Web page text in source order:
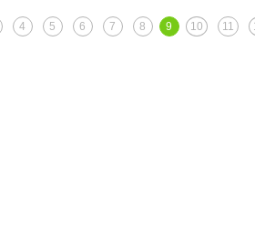
4 5 6 7 8 9 10 11